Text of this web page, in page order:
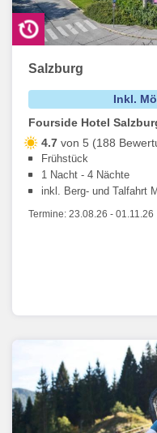
Salzburg
Inkl.
Fourside Hotel
4.7 von 5 (188
Frühstück
1 Nacht - 4 Nächte
inkl. Berg- und Talfahrt
Termine: 23.08.26 - 01.11.26